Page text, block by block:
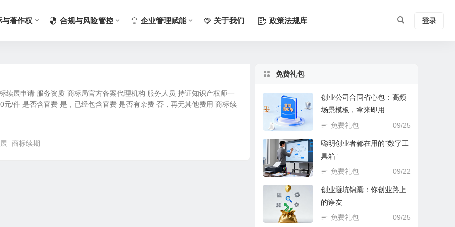
与著作权 合规与风险管控 企业管理赋能 关于我们 政策法规库 登录
续展申请 服务资质 商标局官方备案代理机构 服务人员 持证知识产权师一
元/件 是否含官费 是，已经包含官费 是否有杂费 否，再无其他费用 商标续
商标续期
免费礼包
创业公司合同省心包：高频
场景模板，拿来即用
09/25
免费礼包
聪明创业者都在用的“数字工
具箱”
09/22
免费礼包
创业避坑锦囊：你创业路上
的诤友
09/25
免费礼包